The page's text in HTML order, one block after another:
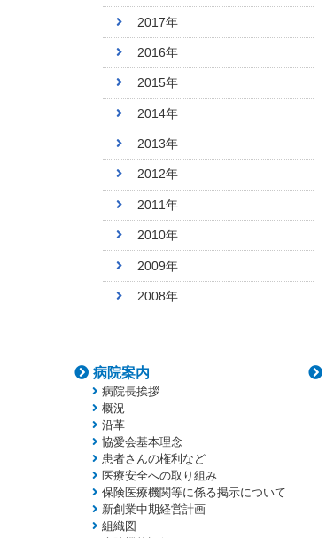
2017年
2016年
2015年
2014年
2013年
2012年
2011年
2010年
2009年
2008年
病院案内
病院長挨拶
概況
沿革
協愛会基本理念
患者さんの権利など
医療安全への取り組み
保険医療機関等に係る掲示について
新創業中期経営計画
組織図